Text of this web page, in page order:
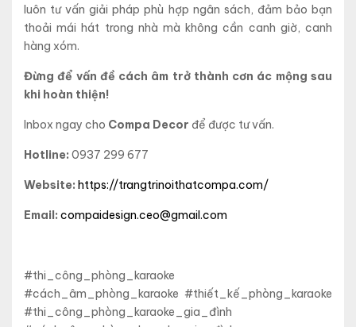
luôn tư vấn giải pháp phù hợp ngân sách, đảm bảo bạn
thoải mái hát trong nhà mà không cần canh giờ, canh
hàng xóm.
Đừng để vấn đề cách âm trở thành cơn ác mộng sau
khi hoàn thiện!
Inbox ngay cho Compa Decor để được tư vấn.
Hotline: 0937 299 677
Website: https://trangtrinoithatcompa.com/
Email: compaidesign.ceo@gmail.com
#thi_công_phòng_karaoke
#cách_âm_phòng_karaoke #thiết_kế_phòng_karaoke
#thi_công_phòng_karaoke_gia_đình